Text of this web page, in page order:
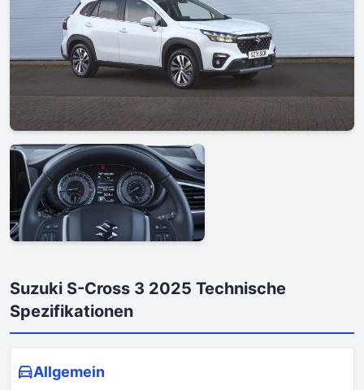
Suzuki S-Cross 3 2025 Technische
Spezifikationen
Allgemein